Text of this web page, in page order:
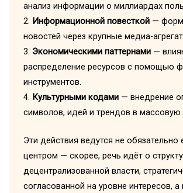
анализ информации о миллиардах
2. Информационной повесткой—
новостей через крупные медиа-
3. Экономическими паттернами—
распределение ресурсов с помощью
инструментов.
4. Культурными кодами— внедрение
символов, идей и трендов в массовую
Эти действия ведутся не
центром — скорее, речь идёт о
децентрализованной власти,
согласованной на уровне интересов, а